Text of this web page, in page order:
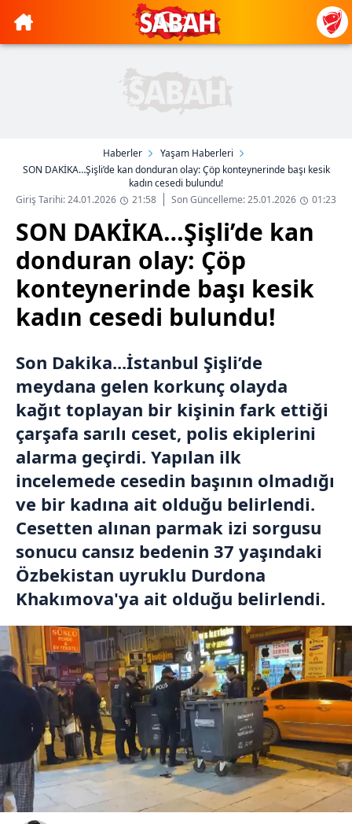
Haberler
Yaşam Haberleri
SON DAKİKA…Şişli’de kan donduran olay: Çöp konteynerinde başı kesik
kadın cesedi bulundu!
Giriş Tarihi: 24.01.2026
21:58 Son Güncelleme: 25.01.2026 01:23
SON DAKİKA…Şişli’de kan
donduran olay: Çöp
konteynerinde başı kesik
kadın cesedi bulundu!
Son Dakika...İstanbul Şişli’de
meydana gelen korkunç olayda
kağıt toplayan bir kişinin fark ettiği
çarşafa sarılı ceset, polis ekiplerini
alarma geçirdi. Yapılan ilk
incelemede cesedin başının olmadığı
ve bir kadına ait olduğu belirlendi.
Cesetten alınan parmak izi sorgusu
sonucu cansız bedenin 37 yaşındaki
Özbekistan uyruklu Durdona
Khakımova'ya ait olduğu belirlendi.